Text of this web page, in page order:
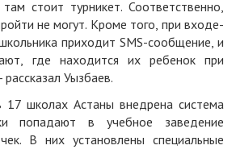
стоит турникет. Соответственно,
не могут. Кроме того, при входе-
приходит SMS-сообщение, и
где находится их ребенок при
Уызбаев.
школах Астаны внедрена система
попадают в учебное заведение
В них установлены специальные